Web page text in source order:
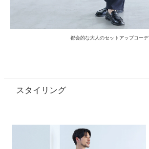
都会的な大人のセットアップコーデ
スタイリング